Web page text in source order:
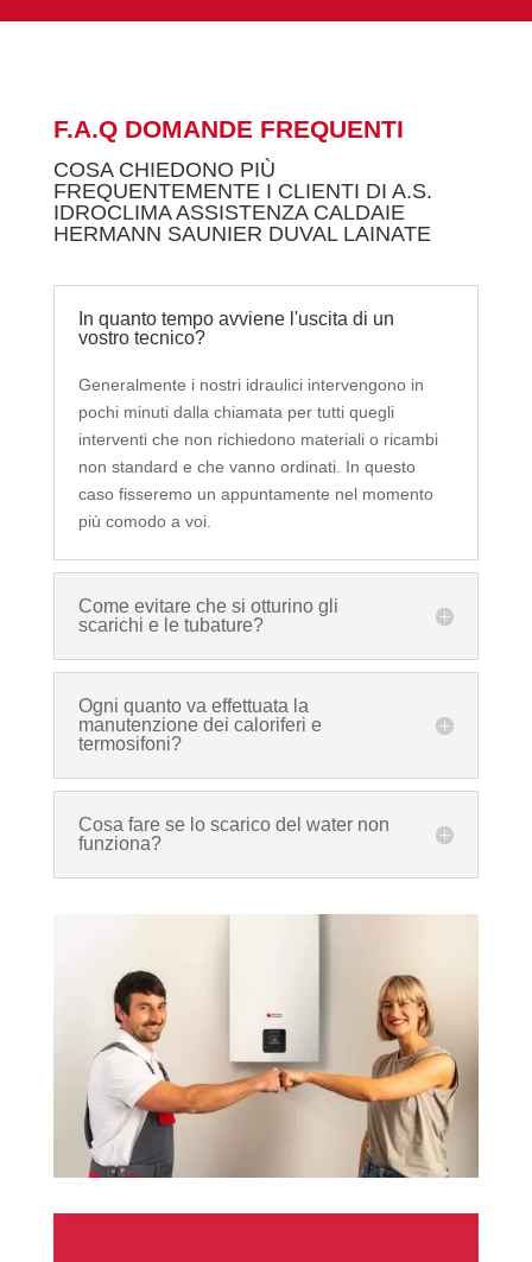
F.A.Q DOMANDE FREQUENTI
COSA CHIEDONO PIÙ
FREQUENTEMENTE I CLIENTI DI A.S.
IDROCLIMA ASSISTENZA CALDAIE
HERMANN SAUNIER DUVAL LAINATE
In quanto tempo avviene l'uscita di un
vostro tecnico?
Generalmente i nostri idraulici intervengono in
pochi minuti dalla chiamata per tutti quegli
interventi che non richiedono materiali o ricambi
non standard e che vanno ordinati. In questo
caso fisseremo un appuntamente nel momento
più comodo a voi.
Come evitare che si otturino gli
scarichi e le tubature?
Ogni quanto va effettuata la
manutenzione dei caloriferi e
termosifoni?
Cosa fare se lo scarico del water non
funziona?